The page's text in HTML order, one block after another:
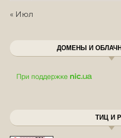
« Июл
ДОМЕНЫ И
ТИЦ И